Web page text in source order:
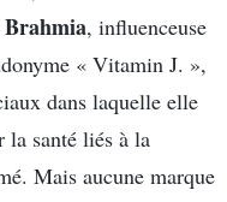
Brahmia, influenceuse
« Vitamin J. »,
dans laquelle elle
la santé liés à la
Mais aucune marque